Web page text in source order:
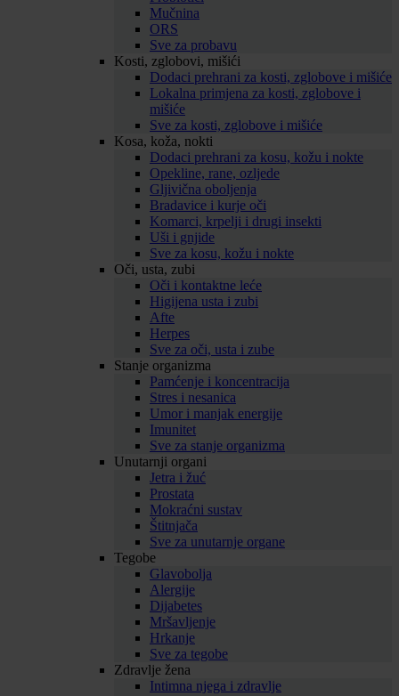
Mučnina
ORS
Sve za probavu
Kosti, zglobovi, mišići
Dodaci prehrani za kosti, zglobove i mišiće
Lokalna primjena za kosti, zglobove i
mišiće
Sve za kosti, zglobove i mišiće
Kosa, koža, nokti
Dodaci prehrani za kosu, kožu i nokte
Opekline, rane, ozljede
Gljivična oboljenja
Bradavice i kurje oči
Komarci, krpelji i drugi insekti
Uši i gnjide
Sve za kosu, kožu i nokte
Oči, usta, zubi
Oči i kontaktne leće
Higijena usta i zubi
Afte
Herpes
Sve za oči, usta i zube
Stanje organizma
Pamćenje i koncentracija
Stres i nesanica
Umor i manjak energije
Imunitet
Sve za stanje organizma
Unutarnji organi
Jetra i žuć
Prostata
Mokraćni sustav
Štitnjača
Sve za unutarnje organe
Tegobe
Glavobolja
Alergije
Dijabetes
Mršavljenje
Hrkanje
Sve za tegobe
Zdravlje žena
Intimna njega i zdravlje